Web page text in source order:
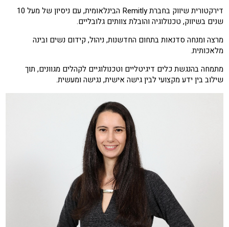
דירקטורית שיווק בחברתRemitly הבינלאומית, עם ניסיון של מעל10
שנים בשיווק, טכנולוגיה והובלת צוותים גלובליים.
מרצה ומנחה סדנאות בתחום החדשנות, ניהול, קידום נשים ובינה
מלאכותית.
מתמחהבהנגשתכלים דיגיטליים וטכנולוגיים לקהלים מגוונים, תוך
שילוב בין ידע מקצועי לבין גישה אישית, נגישה ומעשית.